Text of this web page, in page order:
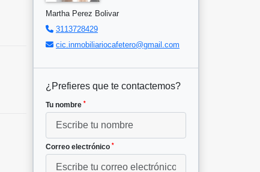
Martha Perez Bolivar
3113728429
cic.inmobiliariocafetero@gmail.com
¿Prefieres que te contactemos?
Tu nombre *
Correo electrónico *